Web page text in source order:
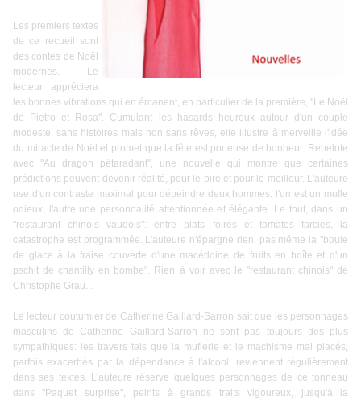
Les premiers textes
de ce recueil sont
des contes de Noël
modernes. Le
lecteur appréciera
les bonnes vibrations qui en émanent, en particulier de la première, "Le Noël
de Pietro et Rosa". Cumulant les hasards heureux autour d'un couple
modeste, sans histoires mais non sans rêves, elle illustre à merveille l'idée
du miracle de Noël et promet que la fête est porteuse de bonheur. Rebelote
avec "Au dragon pétaradant", une nouvelle qui montre que certaines
prédictions peuvent devenir réalité, pour le pire et pour le meilleur. L'auteure
use d'un contraste maximal pour dépeindre deux hommes: l'un est un mufle
odieux, l'autre une personnalité attentionnée et élégante. Le tout, dans un
"restaurant chinois vaudois": entre plats foirés et tomates farcies, la
catastrophe est programmée. L'auteure n'épargne rien, pas même la "boule
de glace à la fraise couverte d'une macédoine de fruits en boîte et d'un
pschit de chantilly en bombe". Rien à voir avec le "restaurant chinois" de
Christophe Grau...
Le lecteur coutumier de Catherine Gaillard-Sarron sait que les personnages
masculins de Catherine Gaillard-Sarron ne sont pas toujours des plus
sympathiques: les travers tels que la muflerie et le machisme mal placés,
parfois exacerbés par la dépendance à l'alcool, reviennent régulièrement
dans ses textes. L'auteure réserve quelques personnages de ce tonneau
dans "Paquet surprise", peints à grands traits vigoureux, jusqu'à la